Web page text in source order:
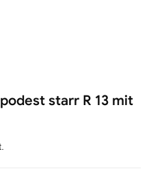
starr R 13 mit